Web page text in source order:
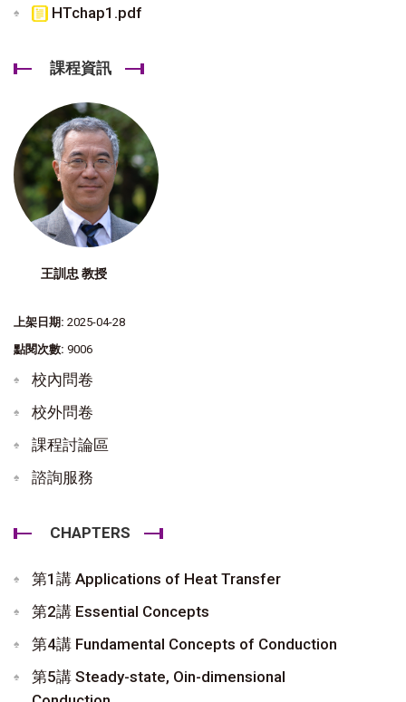
HTchap1.pdf
課程資訊
王訓忠 教授
上架日期: 2025-04-28
點閱次數: 9006
校內問卷
校外問卷
課程討論區
諮詢服務
CHAPTERS
第1講 Applications of Heat Transfer
第2講 Essential Concepts
第4講 Fundamental Concepts of Conduction
第5講 Steady-state, Oin-dimensional